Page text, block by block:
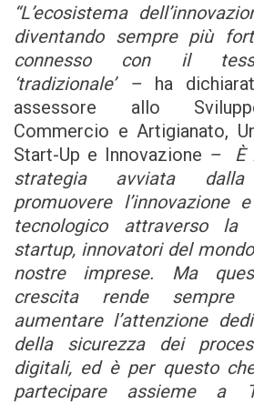
“L’ecosistema
diventando sempre più
connesso con il
‘tradizionale’ – ha
assessore allo
Commercio e Artigianato,
Start-Up e Innovazione – È
strategia avviata
promuovere l’innovazione
tecnologico attraverso la
startup, innovatori del
nostre imprese. Ma
crescita rende sempre
aumentare l’attenzione
della sicurezza dei
digitali, ed è per questo
partecipare assieme a